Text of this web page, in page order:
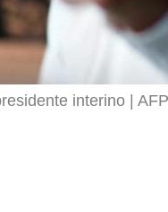
interino | AFP